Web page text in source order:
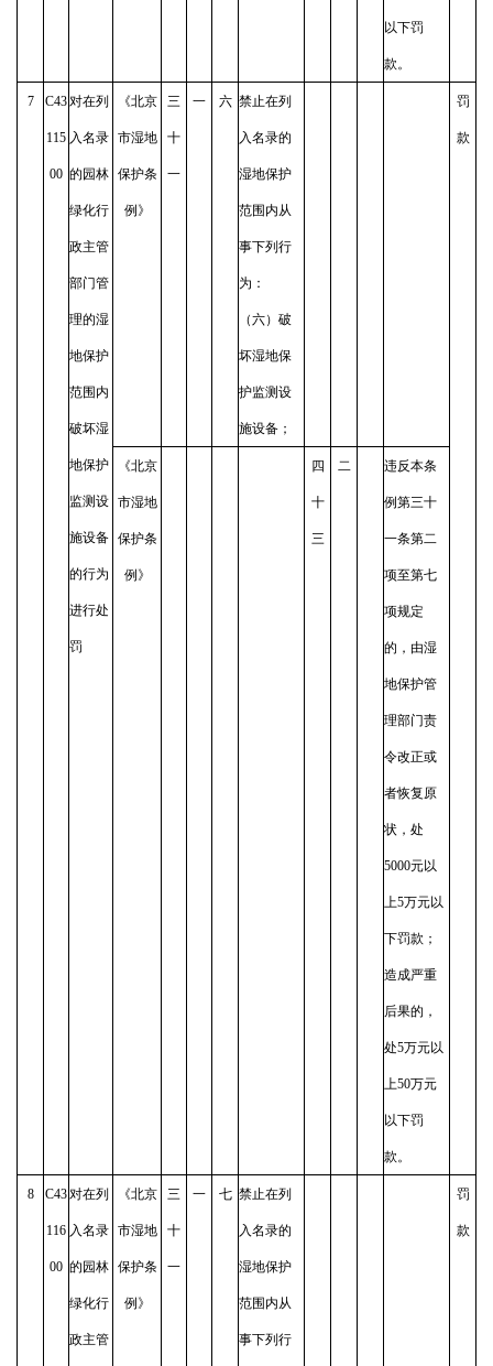
以下罚
款。
7 C43
115
00
对在列
入名录
的园林
绿化行
政主管
部门管
理的湿
地保护
范围内
破坏湿
地保护
监测设
施设备
的行为
进行处
罚
《北京
市湿地
保护条
例》
三
十
一
一 六 禁止在列
入名录的
湿地保护
范围内从
事下列行
为：
（六）破
坏湿地保
护监测设
施设备；
罚
款
《北京
市湿地
保护条
例》
四
十
三
二 违反本条
例第三十
一条第二
项至第七
项规定
的，由湿
地保护管
理部门责
令改正或
者恢复原
状，处
5000元以
上5万元以
下罚款；
造成严重
后果的，
处5万元以
上50万元
以下罚
款。
8 C43
116
00
对在列
入名录
的园林
绿化行
政主管
《北京
市湿地
保护条
例》
三
十
一
一 七 禁止在列
入名录的
湿地保护
范围内从
事下列行
罚
款